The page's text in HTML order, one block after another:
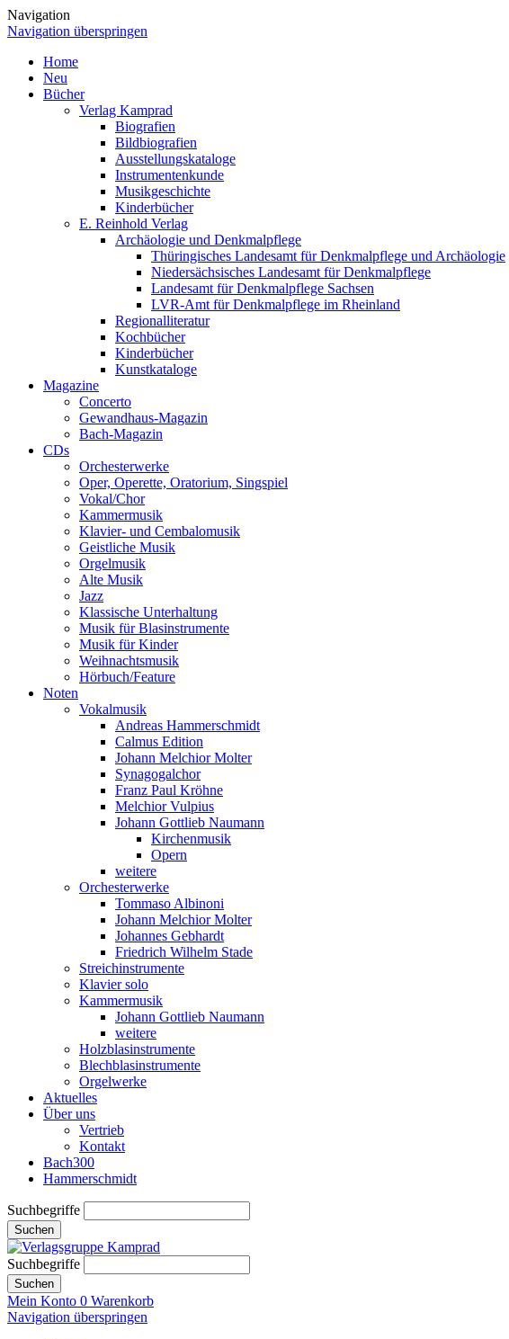
Navigation
Navigation überspringen
Home
Neu
Bücher
Verlag Kamprad
Biografien
Bildbiografien
Ausstellungskataloge
Instrumentenkunde
Musikgeschichte
Kinderbücher
E. Reinhold Verlag
Archäologie und Denkmalpflege
Thüringisches Landesamt für Denkmalpflege und Archäologie
Niedersächsisches Landesamt für Denkmalpflege
Landesamt für Denkmalpflege Sachsen
LVR-Amt für Denkmalpflege im Rheinland
Regionalliteratur
Kochbücher
Kinderbücher
Kunstkataloge
Magazine
Concerto
Gewandhaus-Magazin
Bach-Magazin
CDs
Orchesterwerke
Oper, Operette, Oratorium, Singspiel
Vokal/Chor
Kammermusik
Klavier- und Cembalomusik
Geistliche Musik
Orgelmusik
Alte Musik
Jazz
Klassische Unterhaltung
Musik für Blasinstrumente
Musik für Kinder
Weihnachtsmusik
Hörbuch/Feature
Noten
Vokalmusik
Andreas Hammerschmidt
Calmus Edition
Johann Melchior Molter
Synagogalchor
Franz Paul Kröhne
Melchior Vulpius
Johann Gottlieb Naumann
Kirchenmusik
Opern
weitere
Orchesterwerke
Tommaso Albinoni
Johann Melchior Molter
Johannes Gebhardt
Friedrich Wilhelm Stade
Streichinstrumente
Klavier solo
Kammermusik
Johann Gottlieb Naumann
weitere
Holzblasinstrumente
Blechblasinstrumente
Orgelwerke
Aktuelles
Über uns
Vertrieb
Kontakt
Bach300
Hammerschmidt
Suchbegriffe
Suchen
Suchbegriffe
Suchen
Mein Konto 0 Warenkorb
Navigation überspringen